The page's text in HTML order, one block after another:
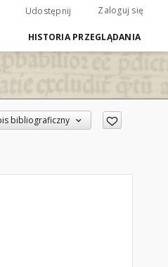
Udostępnij Zaloguj się
HISTORIA PRZEGLĄDANIA
bibliograficzny